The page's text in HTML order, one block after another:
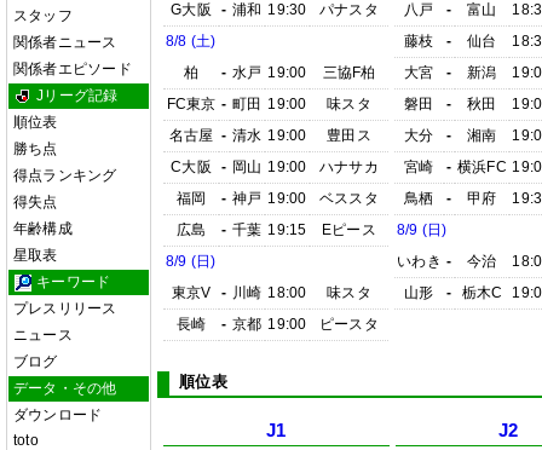
スタッフ
関係者ニュース
関係者エピソード
Jリーグ記録
順位表
勝ち点
得点ランキング
得失点
年齢構成
星取表
キーワード
プレスリリース
ニュース
ブログ
データ・その他
ダウンロード
toto
G大阪
- 浦和 19:30
パナスタ
8/8 (土)
柏
- 水戸 19:00
三協F柏
FC東京 - 町田 19:00
味スタ
名古屋 - 清水 19:00
豊田ス
C大阪
- 岡山 19:00
ハナサカ
福岡
- 神戸 19:00
ベススタ
広島
- 千葉 19:15
Eピース
8/9 (日)
東京V
- 川崎 18:00
味スタ
長崎
- 京都 19:00 ピースタ
八戸
- 富山
藤枝
- 仙台
大宮
- 新潟
磐田
- 秋田
大分
- 湘南
宮崎
- 横浜FC
鳥栖
- 甲府
8/9 (日)
いわき - 今治
山形
- 栃木C
順位表
J1 J2